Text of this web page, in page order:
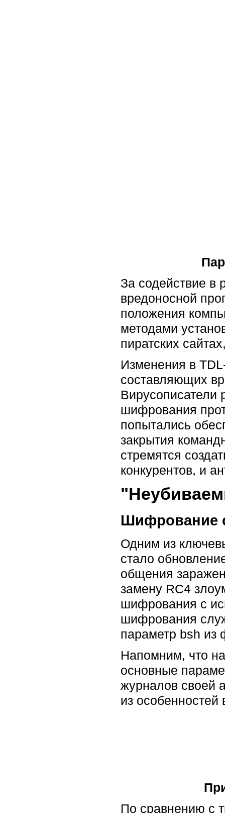
За содействие в
вредоносной
положения
методами
пиратских
Изменения в
составляющих
Вирусописатели
шифрования
попытались
закрытия
стремятся
конкурентов, и
Шифрование
Одним из
стало
общения
замену RC4
шифрования с
шифрования
параметр bsh из
Напомним, что
основные
журналов своей
из
По сравнению с